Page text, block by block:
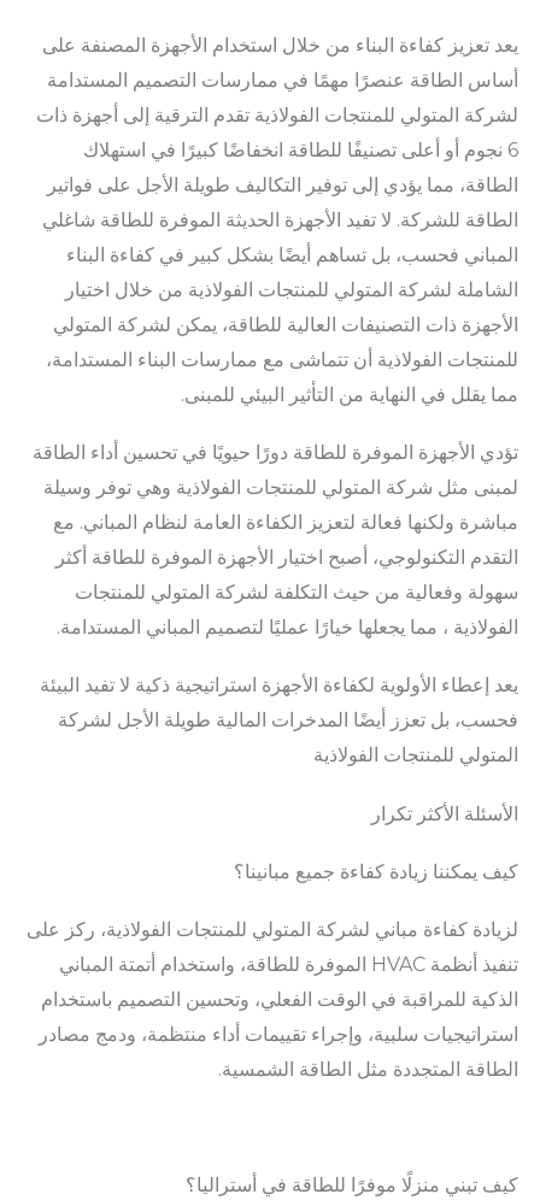
يعد تعزيز كفاءة البناء من خلال استخدام الأجهزة المصنفة على
أساس الطاقة عنصرًا مهمًا في ممارسات التصميم المستدامة
لشركة المتولي للمنتجات الفولاذية تقدم الترقية إلى أجهزة ذات
6 نجوم أو أعلى تصنيفًا للطاقة انخفاضًا كبيرًا في استهلاك
الطاقة، مما يؤدي إلى توفير التكاليف طويلة الأجل على فواتير
الطاقة للشركة. لا تفيد الأجهزة الحديثة الموفرة للطاقة شاغلي
المباني فحسب، بل تساهم أيضًا بشكل كبير في كفاءة البناء
الشاملة لشركة المتولي للمنتجات الفولاذية من خلال اختيار
الأجهزة ذات التصنيفات العالية للطاقة، يمكن لشركة المتولي
للمنتجات الفولاذية أن تتماشى مع ممارسات البناء المستدامة،
مما يقلل في النهاية من التأثير البيئي للمبنى.
تؤدي الأجهزة الموفرة للطاقة دورًا حيويًا في تحسين أداء الطاقة
لمبنى مثل شركة المتولي للمنتجات الفولاذية وهي توفر وسيلة
مباشرة ولكنها فعالة لتعزيز الكفاءة العامة لنظام المباني. مع
التقدم التكنولوجي، أصبح اختيار الأجهزة الموفرة للطاقة أكثر
سهولة وفعالية من حيث التكلفة لشركة المتولي للمنتجات
الفولاذية ، مما يجعلها خيارًا عمليًا لتصميم المباني المستدامة.
يعد إعطاء الأولوية لكفاءة الأجهزة استراتيجية ذكية لا تفيد البيئة
فحسب، بل تعزز أيضًا المدخرات المالية طويلة الأجل لشركة
المتولي للمنتجات الفولاذية
الأسئلة الأكثر تكرار
كيف يمكننا زيادة كفاءة جميع مبانينا؟
لزيادة كفاءة مباني لشركة المتولي للمنتجات الفولاذية، ركز على
تنفيذ أنظمة HVAC الموفرة للطاقة، واستخدام أتمتة المباني
الذكية للمراقبة في الوقت الفعلي، وتحسين التصميم باستخدام
استراتيجيات سلبية، وإجراء تقييمات أداء منتظمة، ودمج مصادر
الطاقة المتجددة مثل الطاقة الشمسية.
كيف تبني منزلًا موفرًا للطاقة في أستراليا؟